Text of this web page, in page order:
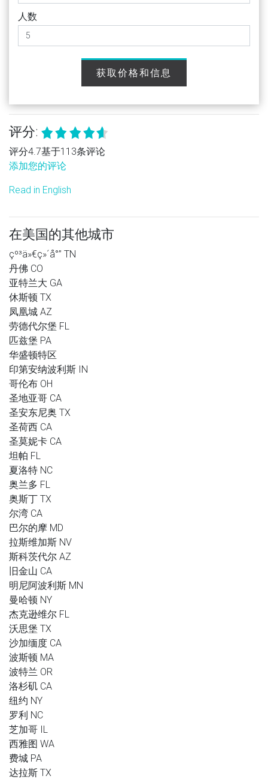
人数
获取价格和信息
评分:
评分4.7基于113条评论
添加您的评论
Read in English
在美国的其他城市
çº³ä»€ç»´å°” TN
丹佛 CO
亚特兰大 GA
休斯顿 TX
凤凰城 AZ
劳德代尔堡 FL
匹兹堡 PA
华盛顿特区
印第安纳波利斯 IN
哥伦布 OH
圣地亚哥 CA
圣安东尼奥 TX
圣荷西 CA
圣莫妮卡 CA
坦帕 FL
夏洛特 NC
奥兰多 FL
奥斯丁 TX
尔湾 CA
巴尔的摩 MD
拉斯维加斯 NV
斯科茨代尔 AZ
旧金山 CA
明尼阿波利斯 MN
曼哈顿 NY
杰克逊维尔 FL
沃思堡 TX
沙加缅度 CA
波斯顿 MA
波特兰 OR
洛杉矶 CA
纽约 NY
罗利 NC
芝加哥 IL
西雅图 WA
费城 PA
达拉斯 TX